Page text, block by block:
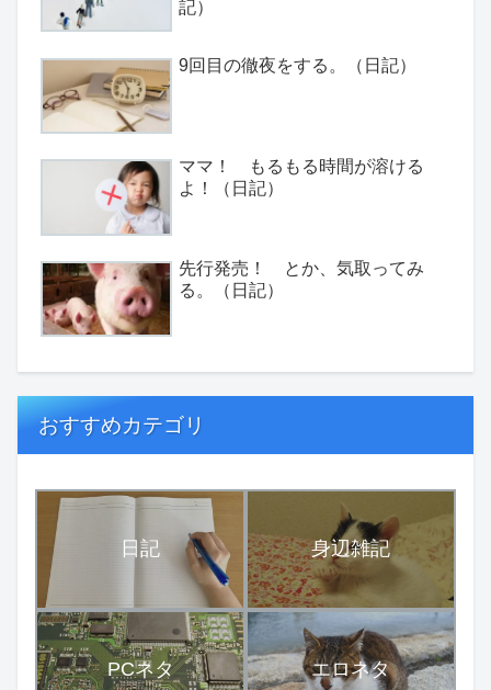
記）
9回目の徹夜をする。（日記）
ママ！ もるもる時間が溶ける
よ！（日記）
先行発売！ とか、気取ってみ
る。（日記）
おすすめカテゴリ
日記 身辺雑記
PCネタ エロネタ